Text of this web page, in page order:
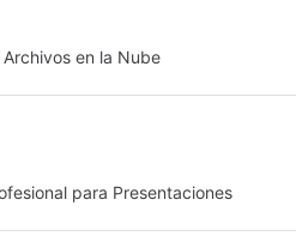
en la Nube
para Presentaciones